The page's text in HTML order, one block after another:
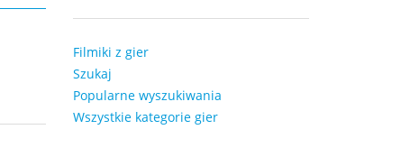
Filmiki z gier
Szukaj
Popularne wyszukiwania
Wszystkie kategorie gier